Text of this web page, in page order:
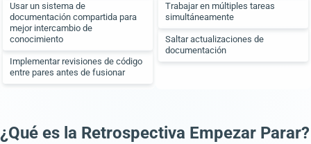
Usar un sistema de
documentación compartida para
mejor intercambio de
conocimiento
Implementar revisiones de código
entre pares antes de fusionar
Trabajar en múltiples tareas
simultáneamente
Saltar actualizaciones de
documentación
¿Qué es la Retrospectiva Empezar Parar?